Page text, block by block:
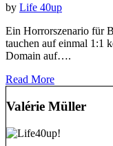
by Life 40up
Ein Horrorszenario für
tauchen auf einmal 1:1
Domain auf….
Read More
Valérie Müller